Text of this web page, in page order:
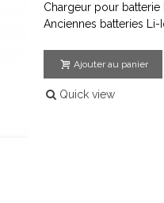
Chargeur pour batterie
Anciennes batteries
Ajouter au panier
Quick view